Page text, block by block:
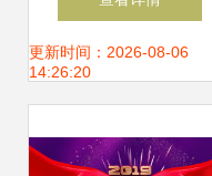
设备转让的全产业
更新时间：2026-08-06
14:26:20